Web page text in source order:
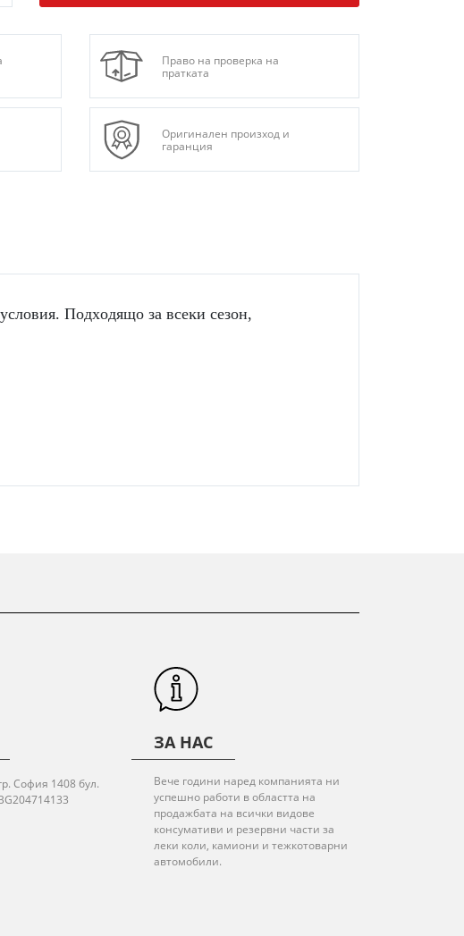
Право на проверка на
пратката
Оригинален произход и
гаранция
Πoдxoдящo зa вceĸи ceзoн,
София 1408 бул.
ЗА НАС
Вече години наред компанията ни
успешно работи в областта на
продажбата на всички видове
консумативи и резервни части за
леки коли, камиони и тежкотоварни
автомобили.